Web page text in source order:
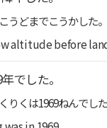
うどまでこうかした。
altitude before
でした。
くは1969ねんでした